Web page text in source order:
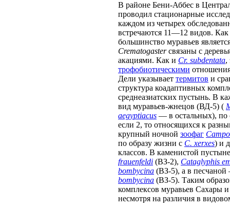
В районе Бени-Аббес в
проводил стационарные
каждом из четырех
встречаются 11—12 видов.
большинство муравьев
Crematogasterсвязаны с
акациями. Как и Cr. subdentata,
трофобиотическими
Дели указывает термитов и
структура коадаптивных
среднеазиатских пустынь. В
вид муравьев-жнецов (ВД-5) (
aegyptiacus — в остальных), по
если 2, то относящихся к
крупный ночной зоофаг
по образу жизни с C. xerxes) и
классов. В каменистой
frauenfeldi (ВЗ-2), Cataglyphis
bombycina (ВЗ-5), а в
bombycina (ВЗ-5). Таким
комплексов муравьев Сахары
несмотря на различия в